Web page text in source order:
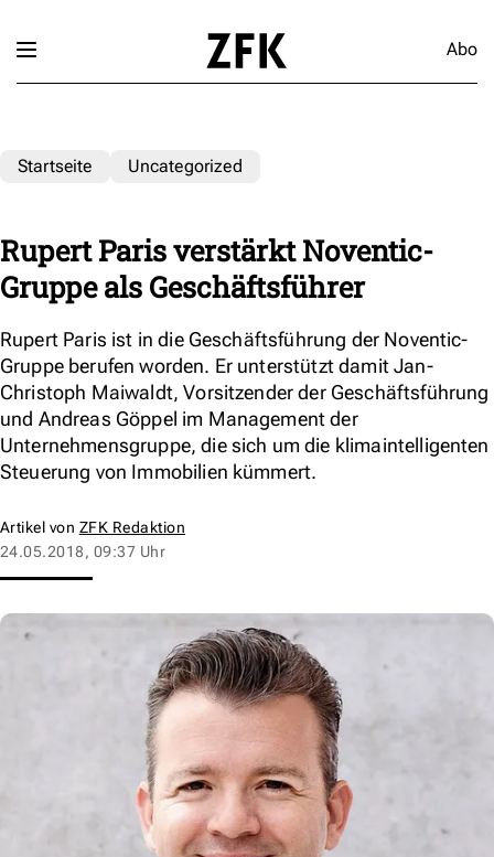
Abo
Startseite Uncategorized
Rupert Paris verstärkt Noventic-
Gruppe als Geschäftsführer
Rupert Paris ist in die Geschäftsführung der Noventic-
Gruppe berufen worden. Er unterstützt damit Jan-
Christoph Maiwaldt, Vorsitzender der Geschäftsführung
und Andreas Göppel im Management der
Unternehmensgruppe, die sich um die klimaintelligenten
Steuerung von Immobilien kümmert.
Artikel von ZFK Redaktion
24.05.2018, 09:37 Uhr